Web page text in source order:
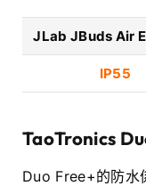
JLab JBuds Air
IP55
TaoTronics
Duo Free+的防水